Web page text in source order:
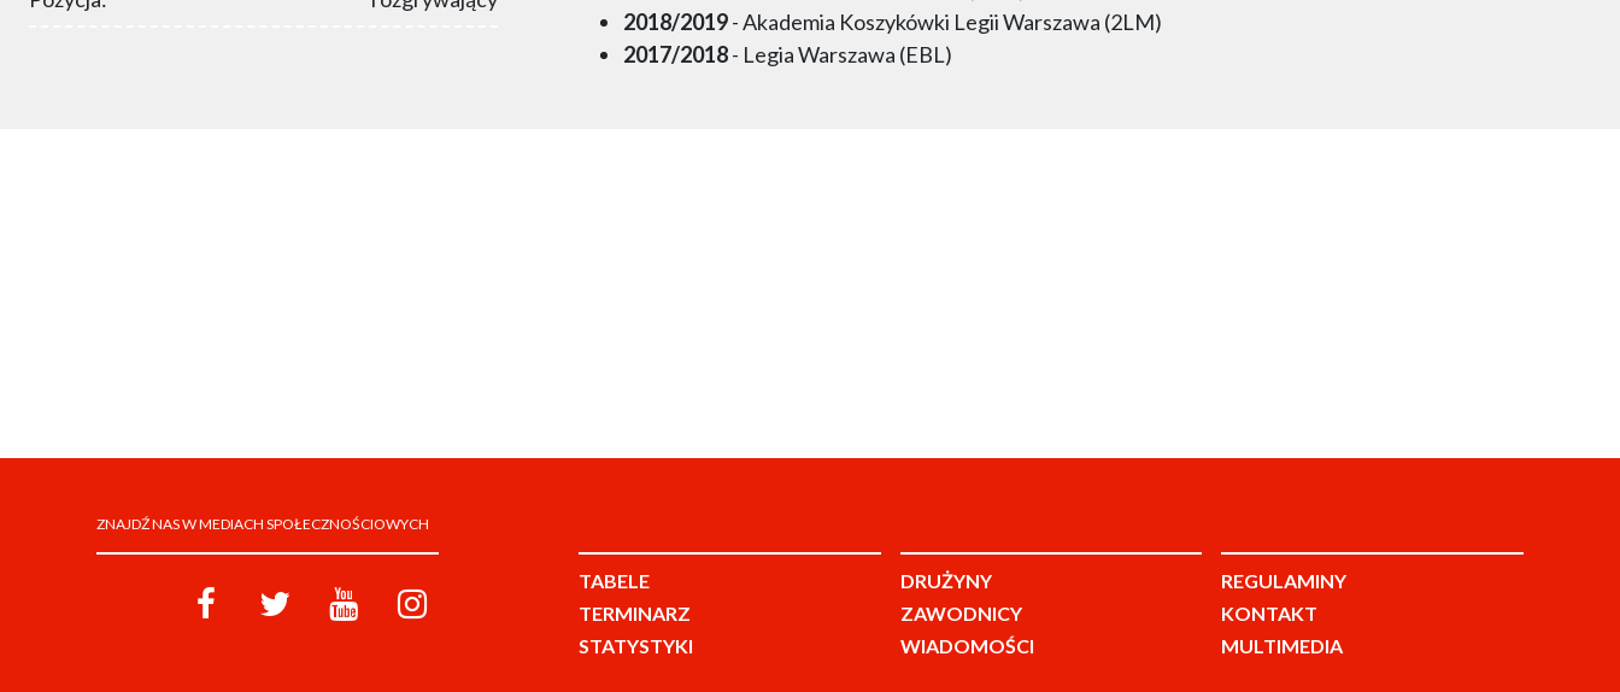
2018/2019- Akademia Koszykówki Legii Warszawa (2LM)
2017/2018- Legia Warszawa (EBL)
ZNAJDŹ NAS W MEDIACH SPOŁECZNOŚCIOWYCH
TABELE
TERMINARZ
STATYSTYKI
DRUŻYNY
ZAWODNICY
WIADOMOŚCI
REGULAMINY
KONTAKT
MULTIMEDIA